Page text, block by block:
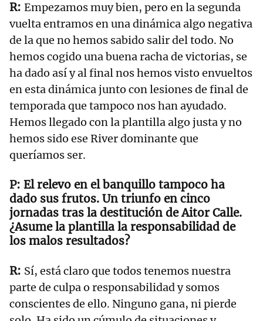
Empezamos muy bien, pero en la segunda
vuelta entramos en una dinámica algo negativa
de la que no hemos sabido salir del todo. No
hemos cogido una buena racha de victorias, se
ha dado así y al final nos hemos visto envueltos
en esta dinámica junto con lesiones de final de
temporada que tampoco nos han ayudado.
Hemos llegado con la plantilla algo justa y no
hemos sido ese River dominante que
queríamos ser.
El relevo en el banquillo tampoco ha
dado sus frutos. Un triunfo en cinco
jornadas tras la destitución de Aitor Calle.
¿Asume la plantilla la responsabilidad de
los malos resultados?
Sí, está claro que todos tenemos nuestra
parte de culpa o responsabilidad y somos
conscientes de ello. Ninguno gana, ni pierde